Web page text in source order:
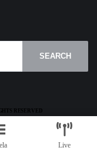
SEARCH
RESERVED
TERMS AND CONDITIONS
Live